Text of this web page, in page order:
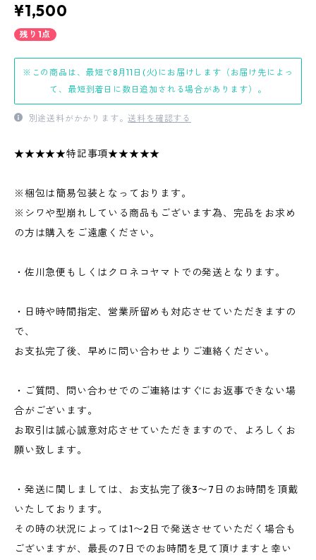
¥1,500
残り1点
※この商品は、最短で8月11日(火)にお届けします（お届け先によっ
て、最短到着日に数日追加される場合があります）。
別途送料がかかります。送料を確認する
★★★★★特記事項★★★★★
※梱包は簡易包装となっております。
※シワや型崩れしている商品もございます為、完品をお求め
の方は購入をご遠慮ください。
・佐川急便もしくはクロネコヤマトでの発送となります。
・日時や時間指定、営業所留めも対応させていただきますの
で、
お支払完了後、早めに問い合わせよりご連絡ください。
・ご質問、問い合わせでのご連絡はすぐにお返事できない場
合がございます。
お取引は誠心誠意対応させていただきますので、よろしくお
願い致します。
・発送に関しましては、お支払完了後3〜7日のお時間を頂戴
いたしております。
その時の状況によっては1〜2日で発送させていただく場合も
ございますが、最長の7日でのお時間を見て頂けますと幸い